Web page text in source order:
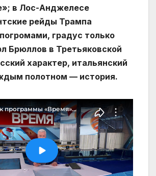
в Лос-Анджелесе
рейды Трампа
градус только
Брюллов в Третьяковской
характер, итальянский
полотном — история.